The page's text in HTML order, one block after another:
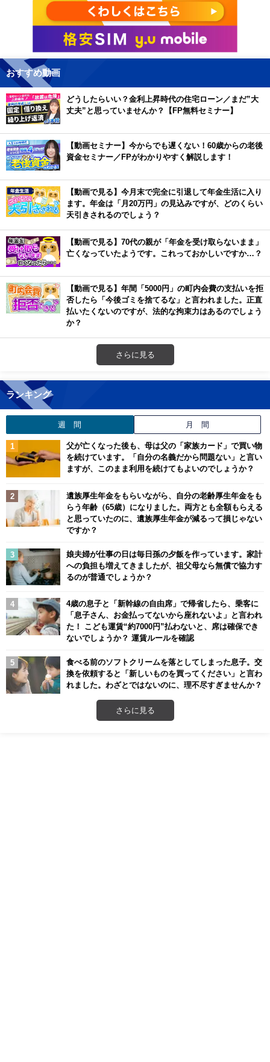
おすすめ動画
どうしたらいい？金利上昇時代の住宅ローン／まだ”大
丈夫”と思っていませんか？【FP無料セミナー】
【動画セミナー】今からでも遅くない！60歳からの老後
資金セミナー／FPがわかりやすく解説します！
【動画で見る】今月末で完全に引退して年金生活に入り
ます。年金は「月20万円」の見込みですが、どのくらい
天引きされるのでしょう？
【動画で見る】70代の親が「年金を受け取らないまま」
亡くなっていたようです。これっておかしいですか…？
【動画で見る】年間「5000円」の町内会費の支払いを拒
否したら「今後ゴミを捨てるな」と言われました。正直
払いたくないのですが、法的な拘束力はあるのでしょう
か？
さらに見る
ランキング
週 間 月 間
父が亡くなった後も、母は父の「家族カード」で買い物
を続けています。「自分の名義だから問題ない」と言い
ますが、このまま利用を続けてもよいのでしょうか？
遺族厚生年金をもらいながら、自分の老齢厚生年金をも
らう年齢（65歳）になりました。両方とも全額もらえる
と思っていたのに、遺族厚生年金が減るって損じゃない
ですか？
娘夫婦が仕事の日は毎日孫の夕飯を作っています。家計
への負担も増えてきましたが、祖父母なら無償で協力す
るのが普通でしょうか？
4歳の息子と「新幹線の自由席」で帰省したら、乗客に
「息子さん、お金払ってないから座れないよ」と言われ
た！ こども運賃“約7000円”払わないと、席は確保でき
ないでしょうか？ 運賃ルールを確認
食べる前のソフトクリームを落としてしまった息子。交
換を依頼すると「新しいものを買ってください」と言わ
れました。わざとではないのに、理不尽すぎませんか？
さらに見る